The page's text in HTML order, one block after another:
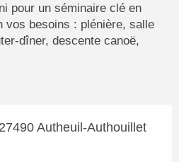
pour un séminaire clé en
vos besoins : plénière, salle
dîner, descente canoë,
Autheuil-Authouillet